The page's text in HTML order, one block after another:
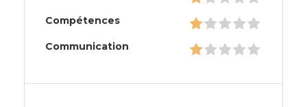
Compétences
Communication